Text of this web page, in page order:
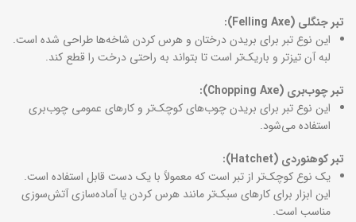
تبر جنگلی (Felling Axe):
این نوع تبر برای بریدن درختان و هرس کردن شاخه‌ها طراحی شده است.
لبه آن تیزتر و باریک‌تر است تا بتواند به راحتی درخت را قطع کند.
تبر چوب‌بری (Chopping Axe):
این نوع تبر برای بریدن چوب‌های کوچک‌تر و کارهای عمومی چوب‌بری
استفاده می‌شود.
تبر کوهنوردی (Hatchet):
یک نوع کوچک‌تر از تبر است که معمولاً با یک دست قابل استفاده است.
این ابزار برای کارهای سبک‌تر مانند هرس کردن یا آماده‌سازی آتش‌سوزی
مناسب است.